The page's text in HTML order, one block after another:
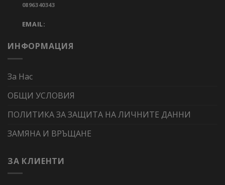
0896340343
EMAIL:
ИНФОРМАЦИЯ
За Нас
ОБЩИ УСЛОВИЯ
ПОЛИТИКА ЗА ЗАЩИТА НА ЛИЧНИТЕ ДАННИ
ЗАМЯНА И ВРЪЩАНЕ
ЗА КЛИЕНТИ